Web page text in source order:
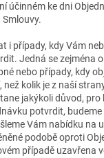
účinném ke dni
i případy, kdy Vám
Jedná se zejména
nebo případy, kdy
než kolik je z naší
jakýkoli důvod, pro
potvrdit, budeme
Vám nabídku na
podobě oproti
případě uzavřena